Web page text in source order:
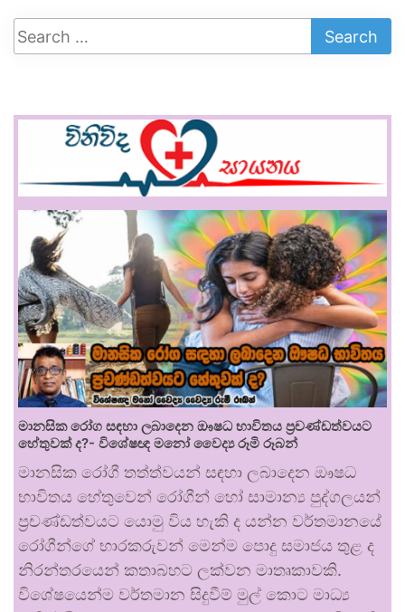
මානසික රෝග සඳහා ලබාදෙන ඖෂධ භාවිතය ප්‍රචණ්ඩත්වයට
හේතුවක් ද?- විශේෂඥ මනෝ වෛද්‍ය රූමි රූබන්
මානසික රෝගී තත්ත්වයන් සඳහා ලබාදෙන ඖෂධ
භාවිතය හේතුවෙන් රෝගීන් හෝ සාමාන්‍ය පුද්ගලයන්
ප්‍රචණ්ඩත්වයට යොමු විය හැකි ද යන්න වර්තමානයේ
රෝගීන්ගේ භාරකරුවන් මෙන්ම පොදු සමාජය තුළ ද
නිරන්තරයෙන් කතාබහට ලක්වන මාතෘකාවකි.
විශේෂයෙන්ම වර්තමාන සිදුවීම් මුල් කොට මාධ්‍ය